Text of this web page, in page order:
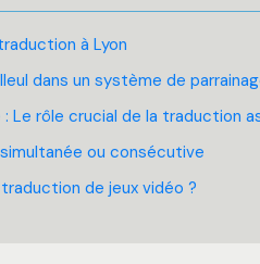
à Lyon
dans un système de
: Le rôle crucial de la traduction
ou consécutive
de jeux vidéo ?